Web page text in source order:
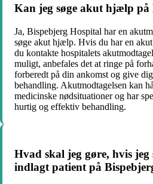
Kan jeg søge akut hjælp på
Ja, Bispebjerg Hospital har en
søge akut hjælp. Hvis du har en
du kontakte hospitalets
muligt, anbefales det at ringe på
forberedt på din ankomst og give
behandling. Akutmodtagelsen kan
medicinske nødsituationer og har
hurtig og effektiv behandling.
Hvad skal jeg gøre, hvis jeg
indlagt patient på